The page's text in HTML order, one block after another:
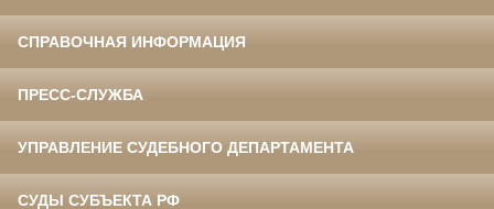
СПРАВОЧНАЯ ИНФОРМАЦИЯ
ПРЕСС-СЛУЖБА
УПРАВЛЕНИЕ СУДЕБНОГО ДЕПАРТАМЕНТА
СУДЫ СУБЪЕКТА РФ